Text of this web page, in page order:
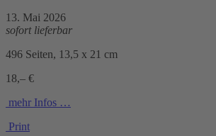
13. Mai 2026
sofort lieferbar
496 Seiten, 13,5 x 21 cm
18,– €
mehr Infos …
Print